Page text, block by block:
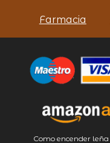
Farmacia
Como encender leña